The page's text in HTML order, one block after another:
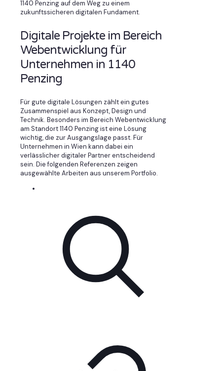
1140 Penzing auf dem Weg zu einem
zukunftssicheren digitalen Fundament.
Digitale Projekte im Bereich
Webentwicklung für
Unternehmen in 1140
Penzing
Für gute digitale Lösungen zählt ein gutes
Zusammenspiel aus Konzept, Design und
Technik. Besonders im Bereich Webentwicklung
am Standort 1140 Penzing ist eine Lösung
wichtig, die zur Ausgangslage passt. Für
Unternehmen in Wien kann dabei ein
verlässlicher digitaler Partner entscheidend
sein. Die folgenden Referenzen zeigen
ausgewählte Arbeiten aus unserem Portfolio.